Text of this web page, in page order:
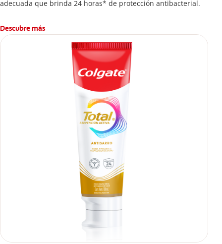
adecuada que brinda 24 horas* de protección antibacterial.
Descubre más